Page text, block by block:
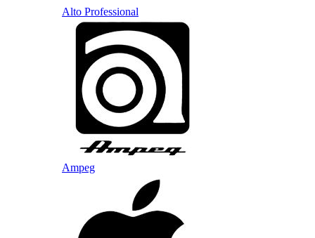
Alto Professional
Ampeg